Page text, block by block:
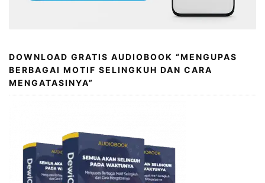
DOWNLOAD GRATIS AUDIOBOOK “MENGUPAS
BERBAGAI MOTIF SELINGKUH DAN CARA
MENGATASINYA”